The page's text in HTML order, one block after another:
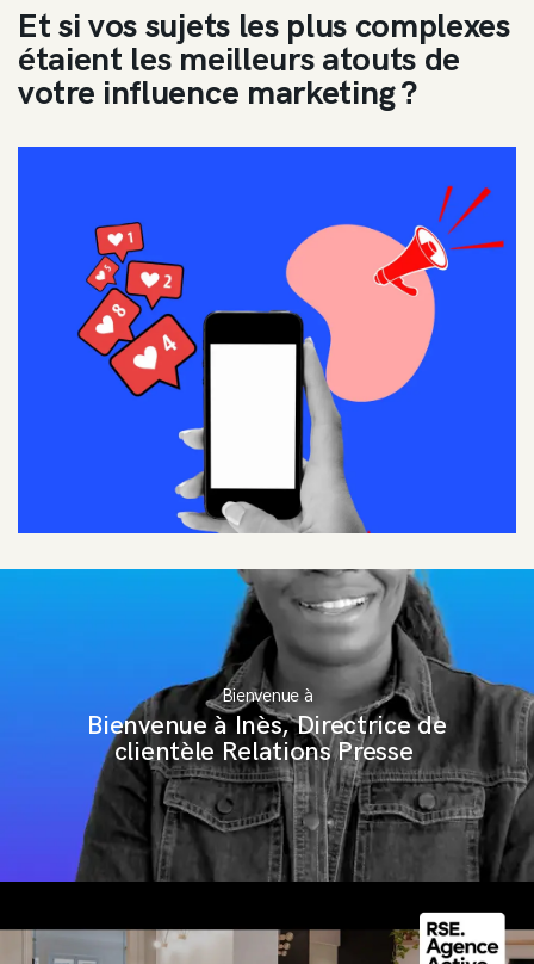
Et si vos sujets les plus complexes
étaient les meilleurs atouts de
votre influence marketing ?
Bienvenue à
Bienvenue à Inès, Directrice de
clientèle Relations Presse